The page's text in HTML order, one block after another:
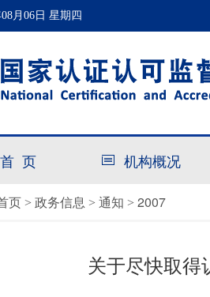
月06日 星期四
首 页 机构概况
页 > 政务信息 > 通知 > 2007
关于尽快取得